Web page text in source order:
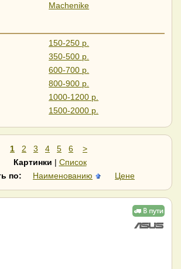
Machenike
Tecno
150-250 р.
350-500 р.
600-700 р.
800-900 р.
1000-1200 р.
1500-2000 р.
1 2 3 4 5 6
>
Картинки | Список
по:
Наименованию Цене